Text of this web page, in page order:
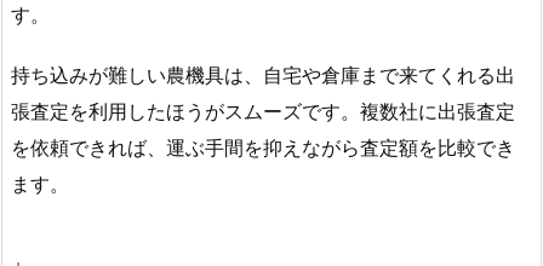
す。
持ち込みが難しい農機具は、自宅や倉庫まで来てくれる出
張査定を利用したほうがスムーズです。複数社に出張査定
を依頼できれば、運ぶ手間を抑えながら査定額を比較でき
ます。